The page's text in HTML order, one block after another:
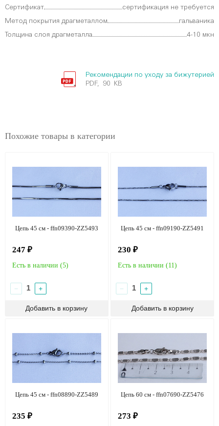
Сертификат сертификация не требуется
Метод покрытия драгметаллом гальваника
Толщина слоя драгметалла 4-10 мкн
Рекомендации по уходу за бижутерией
PDF, 90 KB
Похожие товары в категории
Цепь 45 см - ffn09390-ZZ5493
247 ₽
Есть в наличии (5)
− +
Цепь 45 см - ffn09190-ZZ5491
230 ₽
Есть в наличии (11)
− +
Цепь 45 см - ffn08890-ZZ5489
235 ₽
Цепь 60 см - ffn07690-ZZ5476
273 ₽